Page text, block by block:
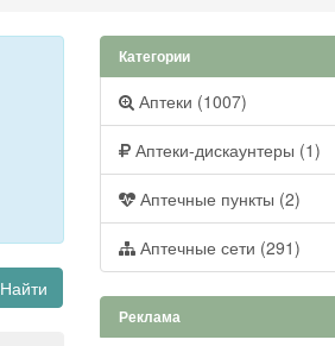
Найти
Категории
Аптеки (1007)
Аптеки-дискаунтеры (1)
Аптечные пункты (2)
Аптечные сети (291)
Реклама